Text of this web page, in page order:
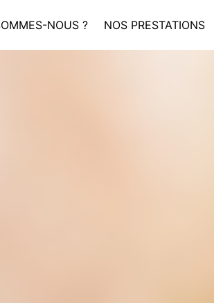
NOUS ? NOS PRESTATIONS